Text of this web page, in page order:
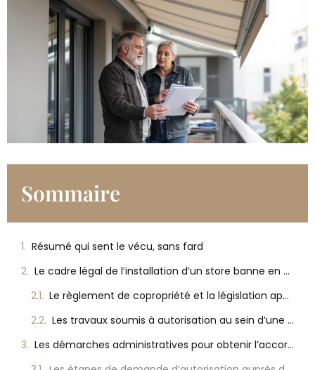
Sommaire
Résumé qui sent le vécu, sans fard
Le cadre légal de l’installation d’un store banne en copropriété
Le règlement de copropriété et la législation applicable
Les travaux soumis à autorisation au sein d’une copropriété
Les démarches administratives pour obtenir l’accord en copropriété